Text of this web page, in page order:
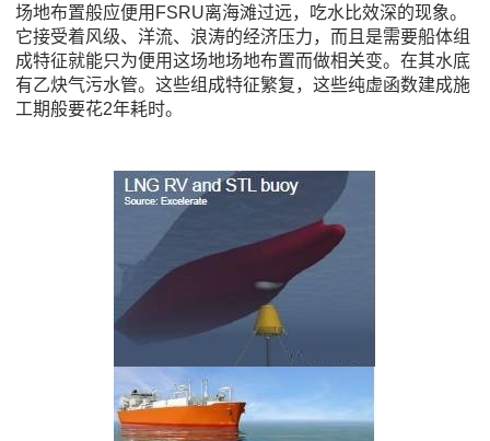
场地布置般应便用FSRU离海滩过远，吃水比效深的现象。
它接受着风级、洋流、浪涛的经济压力，而且是需要船体组
成特征就能只为便用这场地场地布置而做相关变。在其水底
有乙炔气污水管。这些组成特征繁复，这些纯虚函数建成施
工期般要花2年耗时。